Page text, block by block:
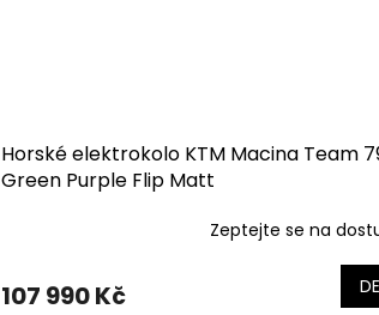
Horské elektrokolo KTM Macina Team
Green Purple Flip Matt
Zeptejte se na
107 990 Kč